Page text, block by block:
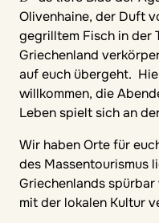
Olivenhaine, der Duft
gegrilltem Fisch in der
Griechenland
auf euch übergeht.
willkommen, die
Leben spielt sich an
Wir haben Orte für
des Massentourismus
Griechenlands
mit der lokalen Kultur